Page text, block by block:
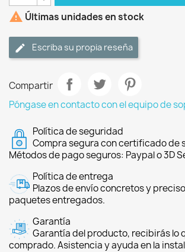
 Últimas unidades en stock
Escriba su propia reseña
Compartir
Póngase en contacto con el equipo de
Política de seguridad
Compra segura con certificado de
Métodos de pago seguros: Paypal o 3D
Política de entrega
Plazos de envío concretos y
paquetes entregados.
Garantía
Garantía del producto, recibirás lo
comprado. Asistencia y ayuda en la